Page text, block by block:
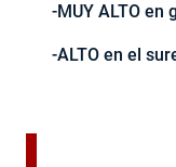
-MUY ALTO en
-ALTO en el